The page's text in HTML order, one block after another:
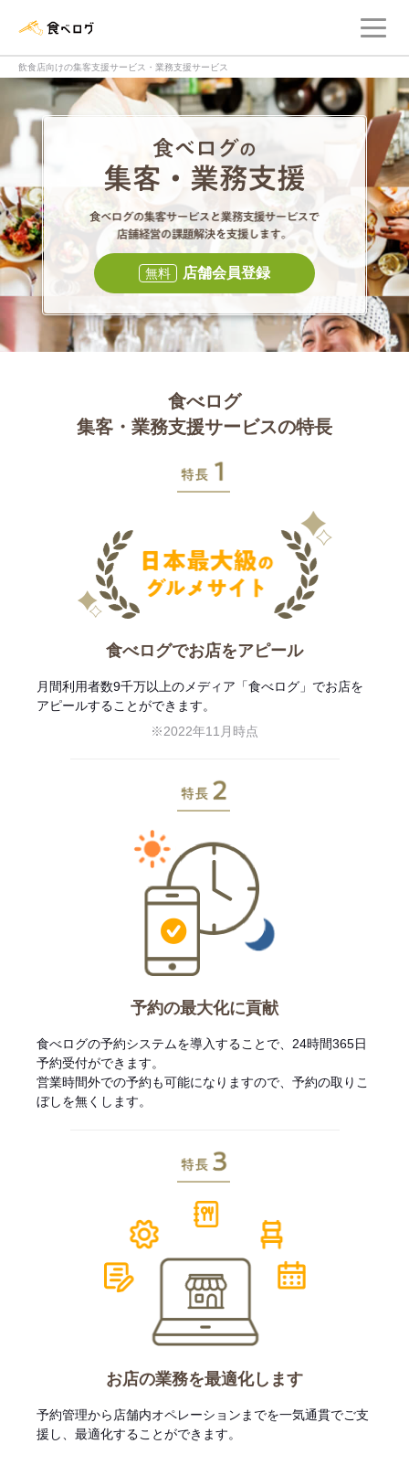
飲食店向けの集客支援サービス・業務支援サービス
食べログの集客
食べログの集
無料 店舗会員登録
食べログ
集客・業務支援サービスの特長
食べログでお店をアピール
月間利用者数9千万以上のメディア「食べログ」でお店を
アピールすることができます。
※2022年11月時点
予約の最大化に貢献
食べログの予約システムを導入することで、24時間365日
予約受付ができます。
営業時間外での予約も可能になりますので、予約の取りこ
ぼしを無くします。
お店の業務を最適化します
予約管理から店舗内オペレーションまでを一気通貫でご支
援し、最適化することができます。